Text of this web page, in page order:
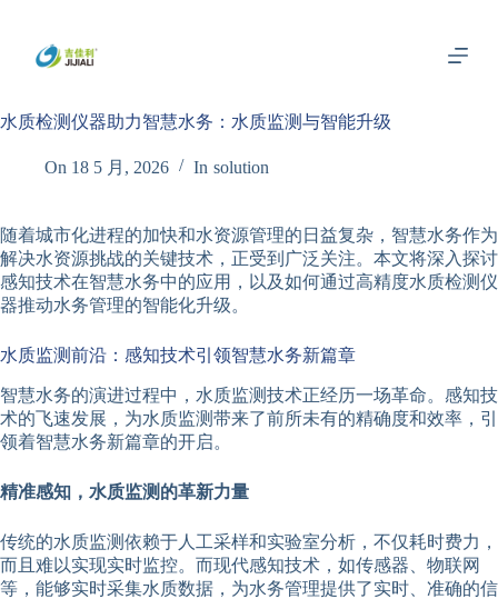
内
水质检测仪器助力智慧水务：水质监测与智能升级
On 18 5 月, 2026 In solution
随着城市化进程的加快和水资源管理的日益复杂，智慧水务作为
解决水资源挑战的关键技术，正受到广泛关注。本文将深入探讨
感知技术在智慧水务中的应用，以及如何通过高精度水质检测仪
器推动水务管理的智能化升级。
水质监测前沿：感知技术引领智慧水务新篇章
智慧水务的演进过程中，水质监测技术正经历一场革命。感知技
术的飞速发展，为水质监测带来了前所未有的精确度和效率，引
领着智慧水务新篇章的开启。
精准感知，水质监测的革新力量
传统的水质监测依赖于人工采样和实验室分析，不仅耗时费力，
而且难以实现实时监控。而现代感知技术，如传感器、物联网
等，能够实时采集水质数据，为水务管理提供了实时、准确的信